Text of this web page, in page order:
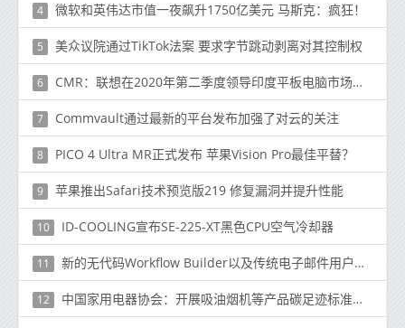
4 微软和英伟达市值一夜飙升1750亿美元 马斯克：疯狂！
5 美众议院通过TikTok法案 要求字节跳动剥离对其控制权
6 CMR：联想在2020年第二季度领导印度平板电脑市场，占有48％的市场份额
7 Commvault通过最新的平台发布加强了对云的关注
8 PICO 4 Ultra MR正式发布 苹果Vision Pro最佳平替？
9 苹果推出Safari技术预览版219 修复漏洞并提升性能
10 ID-COOLING宣布SE-225-XT黑色CPU空气冷却器
11 新的无代码Workflow Builder以及传统电子邮件用户参与Slack消息传递的能力
12 中国家用电器协会：开展吸油烟机等产品碳足迹标准制定